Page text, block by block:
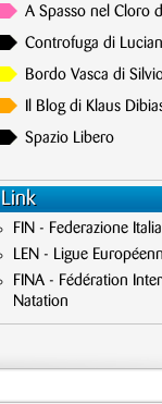
A Spasso nel Cloro
Controfuga di
Bordo Vasca di
Il Blog di Klaus
Spazio Libero
Link
FIN - Federazione
LEN - Ligue
FINA - Fédération
Natation